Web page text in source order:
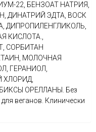
22, БЕНЗОАТ НАТРИЯ,
ДИНАТРИЙ ЭДТА, ВОСК
ДИПРОПИЛЕНГЛИКОЛЬ,
КИСЛОТА.,
СОРБИТАН
МОЛОЧНАЯ
ГЕРАНИОЛ,
ОРЕЛЛАНЫ. Без
веганов. Клинически